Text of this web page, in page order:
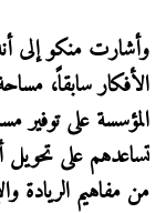
وأشارت منكو إلى
الأفكار سابقاً،
المؤسسة على توفير
تساعدهم على تحويل
من مفاهيم الريادة